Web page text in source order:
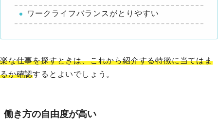
ワークライフバランスがとりやすい
楽な仕事を探すときは、これから紹介する特徴に当てはま
るか確認するとよいでしょう。
働き方の自由度が高い